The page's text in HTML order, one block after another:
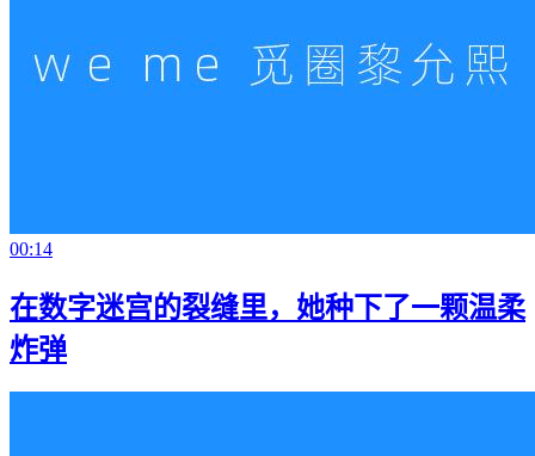
00:14
在数字迷宫的裂缝里，她种下了一颗温柔
炸弹